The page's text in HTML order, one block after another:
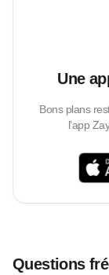
Une
Bons plans
l’app
Questions